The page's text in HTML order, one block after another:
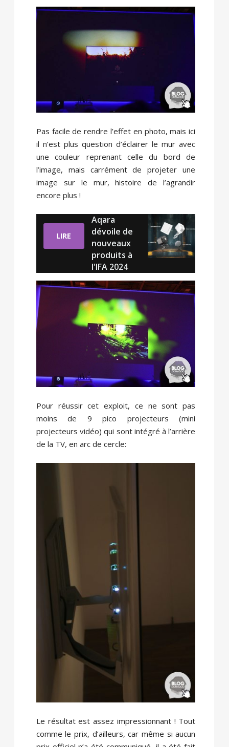
Pas facile de rendre l’effet en photo, mais ici
il n’est plus question d’éclairer le mur avec
une couleur reprenant celle du bord de
l’image, mais carrément de projeter une
image sur le mur, histoire de l’agrandir
encore plus !
LIRE
Aqara
dévoile de
nouveaux
produits à
l'IFA 2024
Pour réussir cet exploit, ce ne sont pas
moins de 9 pico projecteurs (mini
projecteurs vidéo) qui sont intégré à l’arrière
de la TV, en arc de cercle:
Le résultat est assez impressionnant ! Tout
comme le prix, d’ailleurs, car même si aucun